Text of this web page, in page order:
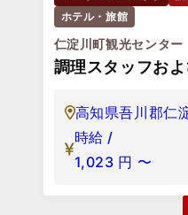
ホテル・旅館
仁淀川町観光センタ
調理スタッフお
高知県吾川郡仁
時給 /
1,023 円 〜